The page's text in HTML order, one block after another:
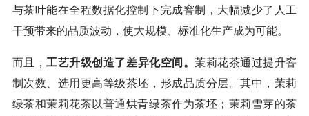
与茶叶能在全程数据化控制下完成窨制，大幅减少了人工
干预带来的品质波动，使大规模、标准化生产成为可能。
而且，工艺升级创造了差异化空间。茉莉花茶通过提升窨
制次数、选用更高等级茶坯，形成品质分层。其中，茉莉
绿茶和茉莉花茶以普通烘青绿茶作为茶坯；茉莉雪芽的茶